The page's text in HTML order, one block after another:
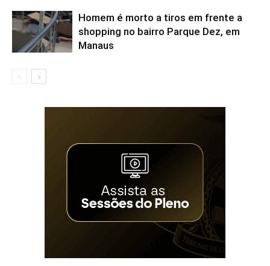
Homem é morto a tiros em frente a
shopping no bairro Parque Dez, em
Manaus